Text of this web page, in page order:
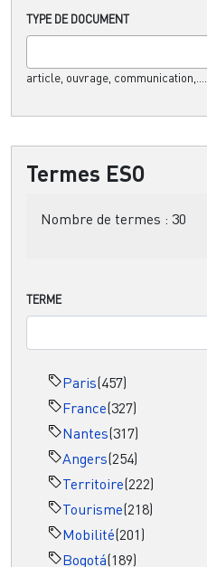
TYPE DE DOCUMENT
article, ouvrage, communication,....
Termes ESO
Nombre de termes : 30
TERME
Paris(457)
France(327)
Nantes(317)
Angers(254)
Territoire(222)
Tourisme(218)
Mobilité(201)
Bogotá(189)